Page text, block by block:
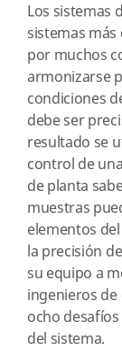
Los sistemas
sistemas
por muchos
armonizarse
condiciones
debe ser
resultado se
control de
de planta
muestras
elementos
la precisión
su equipo a
ingenieros
ocho
del sistema.